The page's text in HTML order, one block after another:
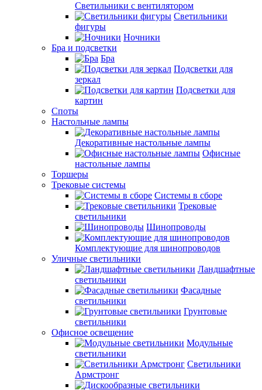
Светильники с вентилятором
Светильники
фигуры
Ночники
Бра и подсветки
Бра
Подсветки для
зеркал
Подсветки для
картин
Споты
Настольные лампы
Декоративные настольные лампы
Офисные
настольные лампы
Торшеры
Трековые системы
Системы в сборе
Трековые
светильники
Шинопроводы
Комплектующие для шинопроводов
Уличные светильники
Ландшафтные
светильники
Фасадные
светильники
Грунтовые
светильники
Офисное освещение
Модульные
светильники
Светильники
Армстронг